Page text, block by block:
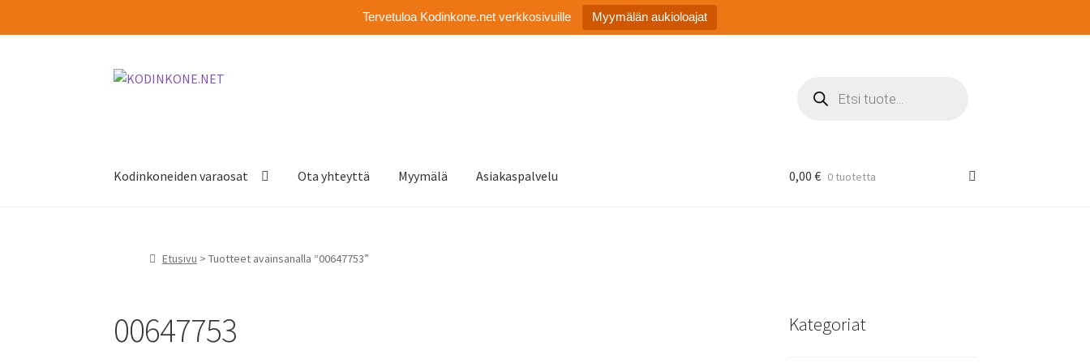
Tervetuloa Kodinkone.net verkkosivuille Myymälän aukioloajat
Siirry
Siirry
search
Kodinkoneiden varaosat Ota yhteyttä Myymälä Asiakaspalvelu 0,00 € 0 tuotetta
Etusivu > Tuotteet avainsanalla “00647753”
00647753 Kategoriat